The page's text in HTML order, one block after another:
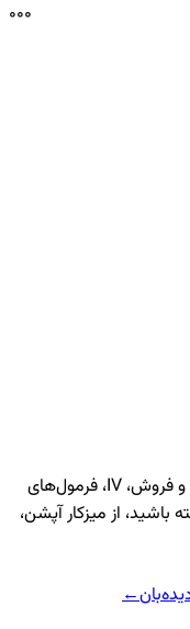
000
اگر می‌خواهید اطلاعات لحظه‌ای، صف خرید و فروش، IV، فرمول‌های
باشید، از میزکار آپشن،
←